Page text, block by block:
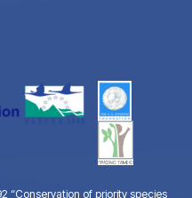
“Conservation of priority species